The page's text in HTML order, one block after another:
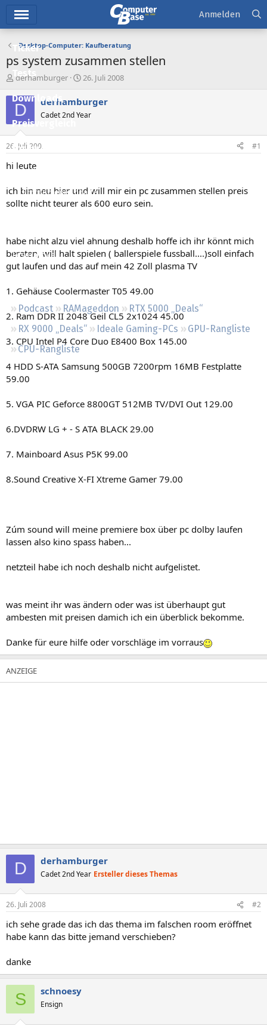
Ticker
Tests
Downloads
Preisvergleich
Forum
Aktuelles
Empfohlene Inhalte
Leserartikel
Podcast RAMageddon
RTX 5000 „Deals“
RX 9000 „Deals“
Ideale Gaming-PCs
GPU-Rangliste
CPU-Rangliste
Anmelden
Desktop-Computer: Kaufberatung
ps system zusammen stellen
E
s
e
e
r
derhamburger
E
s
e
t
26. Juli 2008
D derhamburger
Cadet 2nd Year
26. Juli 2008 #1
hi leute
ich bin neu hier und will mir ein pc zusammen stellen preis
sollte nicht teurer als 600 euro sein.
habe nicht alzu viel ahnung deshalb hoffe ich ihr könnt mich
beraten, will halt spielen ( ballerspiele fussball....)soll einfach
gut laufen und das auf mein 42 Zoll plasma TV
1. Gehäuse Coolermaster T05 49.00
2. Ram DDR II 2048 Geil CL5 2x1024 45.00
3. CPU Intel P4 Core Duo E8400 Box 145.00
4 HDD S-ATA Samsung 500GB 7200rpm 16MB Festplatte
59.00
5. VGA PIC Geforce 8800GT 512MB TV/DVI Out 129.00
6.DVDRW LG + - S ATA BLACK 29.00
7. Mainboard Asus P5K 99.00
8.Sound Creative X-FI Xtreme Gamer 79.00
Zúm sound will meine premiere box über pc dolby laufen
lassen also kino spass haben...
netzteil habe ich noch deshalb nicht aufgelistet.
was meint ihr was ändern oder was ist überhaupt gut
ambesten mit preisen damich ich ein überblick bekomme.
Danke für eure hilfe oder vorschläge im vorraus
D derhamburger
Cadet 2nd Year Ersteller dieses Themas
26. Juli 2008 #2
ich sehe grade das ich das thema im falschen room eröffnet
habe kann das bitte jemand verschieben?
danke
S schnoesy
Ensign